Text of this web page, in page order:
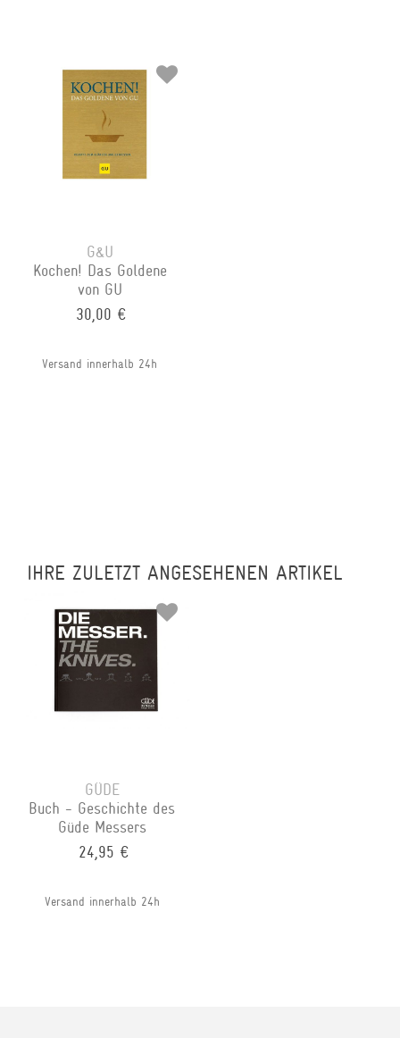
G&U
Kochen! Das Goldene
von GU
30,00 €
Versand innerhalb 24h
IHRE ZULETZT ANGESEHENEN ARTIKEL
GÜDE
Buch - Geschichte des
Güde Messers
24,95 €
Versand innerhalb 24h